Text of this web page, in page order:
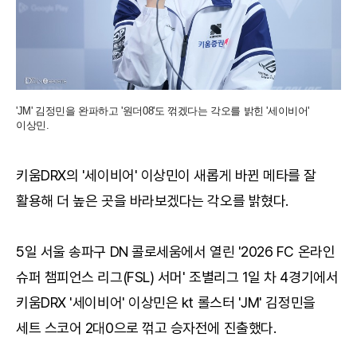
'JM' 김정민을 완파하고 '원더08'도 꺾겠다는 각오를 밝힌 '세이비어'
이상민.
키움DRX의 '세이비어' 이상민이 새롭게 바뀐 메타를 잘
활용해 더 높은 곳을 바라보겠다는 각오를 밝혔다.
5일 서울 송파구 DN 콜로세움에서 열린 '2026 FC 온라인
슈퍼 챔피언스 리그(FSL) 서머' 조별리그 1일 차 4경기에서
키움DRX '세이비어' 이상민은 kt 롤스터 'JM' 김정민을
세트 스코어 2대0으로 꺾고 승자전에 진출했다.